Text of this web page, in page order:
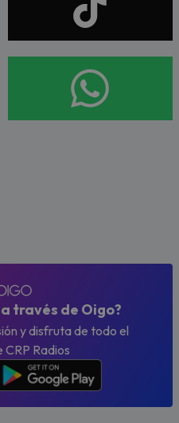
través de Oigo?
y disfruta de todo el
Radios